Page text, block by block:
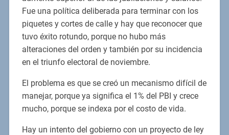
Fue una política deliberada para terminar con los
piquetes y cortes de calle y hay que reconocer que
tuvo éxito rotundo, porque no hubo más
alteraciones del orden y también por su incidencia
en el triunfo electoral de noviembre.
El problema es que se creó un mecanismo difícil de
manejar, porque ya significa el 1% del PBI y crece
mucho, porque se indexa por el costo de vida.
Hay un intento del gobierno con un proyecto de ley